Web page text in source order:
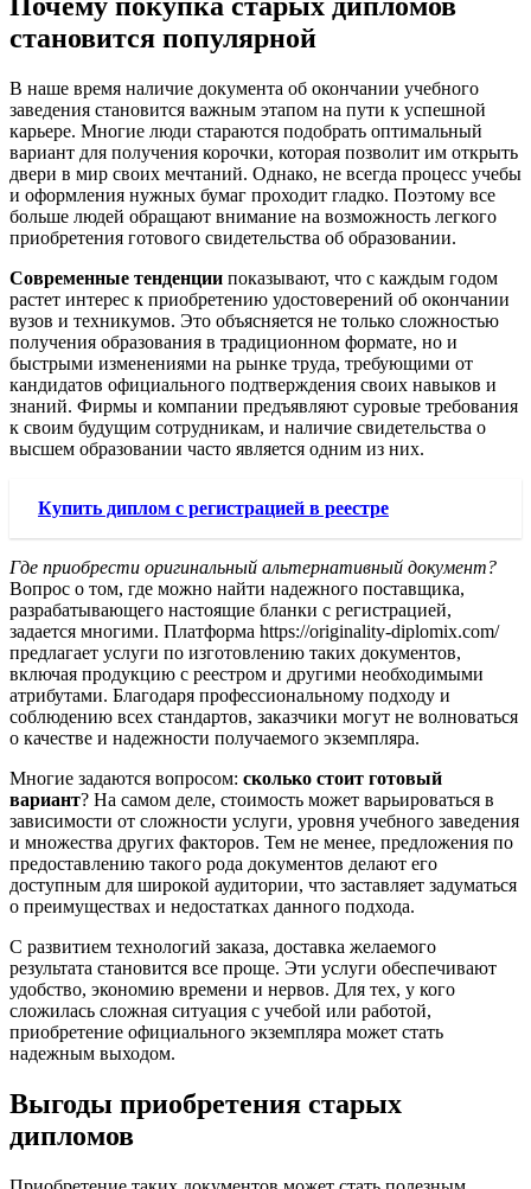
Почему покупка старых дипломов
становится популярной
В наше время наличие документа об окончании учебного
заведения становится важным этапом на пути к успешной
карьере. Многие люди стараются подобрать оптимальный
вариант для получения корочки, которая позволит им открыть
двери в мир своих мечтаний. Однако, не всегда процесс учебы
и оформления нужных бумаг проходит гладко. Поэтому все
больше людей обращают внимание на возможность легкого
приобретения готового свидетельства об образовании.
Современные тенденции показывают, что с каждым годом
растет интерес к приобретению удостоверений об окончании
вузов и техникумов. Это объясняется не только сложностью
получения образования в традиционном формате, но и
быстрыми изменениями на рынке труда, требующими от
кандидатов официального подтверждения своих навыков и
знаний. Фирмы и компании предъявляют суровые требования
к своим будущим сотрудникам, и наличие свидетельства о
высшем образовании часто является одним из них.
Купить диплом с регистрацией в реестре
Где приобрести оригинальный альтернативный документ?
Вопрос о том, где можно найти надежного поставщика,
разрабатывающего настоящие бланки с регистрацией,
задается многими. Платформа https://originality-diplomix.com/
предлагает услуги по изготовлению таких документов,
включая продукцию с реестром и другими необходимыми
атрибутами. Благодаря профессиональному подходу и
соблюдению всех стандартов, заказчики могут не волноваться
о качестве и надежности получаемого экземпляра.
Многие задаются вопросом: сколько стоит готовый
вариант? На самом деле, стоимость может варьироваться в
зависимости от сложности услуги, уровня учебного заведения
и множества других факторов. Тем не менее, предложения по
предоставлению такого рода документов делают его
доступным для широкой аудитории, что заставляет задуматься
о преимуществах и недостатках данного подхода.
С развитием технологий заказа, доставка желаемого
результата становится все проще. Эти услуги обеспечивают
удобство, экономию времени и нервов. Для тех, у кого
сложилась сложная ситуация с учебой или работой,
приобретение официального экземпляра может стать
надежным выходом.
Выгоды приобретения старых
дипломов